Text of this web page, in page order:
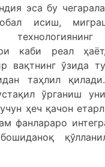
эса бу
исиш,
каби реал
вақтнинг ўзида
таҳлил
ўрганиш
ҳеч қачон
фанлараро